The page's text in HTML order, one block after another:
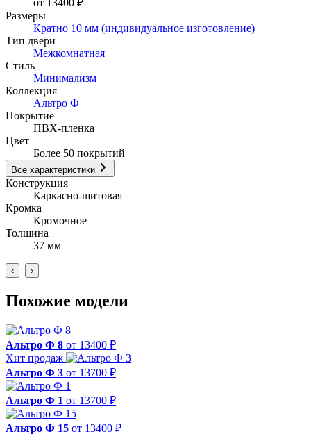
Размеры
Кратно 10 мм (индивидуальное изготовление)
Тип двери
Межкомнатная
Стиль
Минимализм
Коллекция
Альтро Ф
Покрытие
ПВХ-пленка
Цвет
Более 50 покрытий
Все характеристики
Конструкция
Каркасно-щитовая
Кромка
Кромочное
Толщина
37 мм
‹ ›
Похожие модели
Альтро Ф 8 от 13400 ₽
Хит продаж
Альтро Ф 3 от 13700 ₽
Альтро Ф 1 от 13700 ₽
Альтро Ф 15 от 13400 ₽